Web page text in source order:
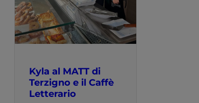
Kyla al MATT di
Terzigno e il Caffè
Letterario